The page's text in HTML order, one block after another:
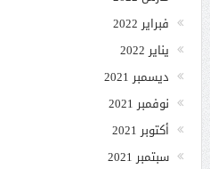
فبراير 2022
يناير 2022
ديسمبر 2021
نوفمبر 2021
أكتوبر 2021
سبتمبر 2021